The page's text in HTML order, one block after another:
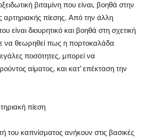
βιταμίνη που είναι, βοηθά στην
αρτηριακής πίεσης. Aπό την άλλη
είναι διουρητικό και βοηθά στη σχετική
να θεωρηθεί πως η πορτοκαλάδα
ποσότητες, μπορεί να
αίματος, και κατ’ επέκταση την
πίεση
του καπνίσματος ανήκουν στις βασικές